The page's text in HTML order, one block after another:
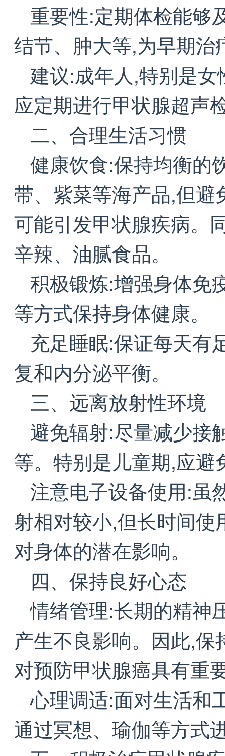
重要性:定期体检能够
结节、肿大等,为早期治
建议:成年人,特别是
应定期进行甲状腺超声
二、合理生活习惯
健康饮食:保持均衡的
带、紫菜等海产品,但
可能引发甲状腺疾病。
辛辣、油腻食品。
积极锻炼:增强身体免
等方式保持身体健康。
充足睡眠:保证每天有
复和内分泌平衡。
三、远离放射性环境
避免辐射:尽量减少接
等。特别是儿童期,应
注意电子设备使用:虽
射相对较小,但长时间
对身体的潜在影响。
四、保持良好心态
情绪管理:长期的精神
产生不良影响。因此,
对预防甲状腺癌具有重
心理调适:面对生活和
通过冥想、瑜伽等方式